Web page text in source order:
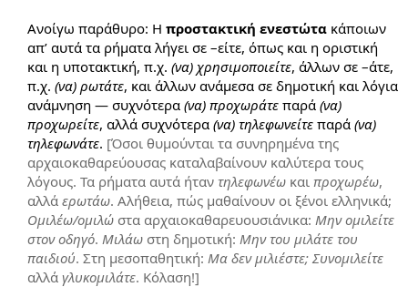
Ανοίγω παράθυρο: Η προστακτική ενεστώτα κάποιων
απ’ αυτά τα ρήματα λήγει σε –είτε, όπως και η οριστική
και η υποτακτική, π.χ. (να) χρησιμοποιείτε, άλλων σε –άτε,
π.χ. (να) ρωτάτε, και άλλων ανάμεσα σε δημοτική και λόγια
ανάμνηση — συχνότερα (να) προχωράτε παρά (να)
προχωρείτε, αλλά συχνότερα (να) τηλεφωνείτε παρά (να)
τηλεφωνάτε. [Όσοι θυμούνται τα συνηρημένα της
αρχαιοκαθαρεύουσας καταλαβαίνουν καλύτερα τους
λόγους. Τα ρήματα αυτά ήταν τηλεφωνέω και προχωρέω,
αλλά ερωτάω. Αλήθεια, πώς μαθαίνουν οι ξένοι ελληνικά;
Ομιλέω/ομιλώ στα αρχαιοκαθαρευουσιάνικα: Μην ομιλείτε
στον οδηγό. Μιλάω στη δημοτική: Μην του μιλάτε του
παιδιού. Στη μεσοπαθητική: Μα δεν μιλιέστε; Συνομιλείτε
αλλά γλυκομιλάτε. Κόλαση!]